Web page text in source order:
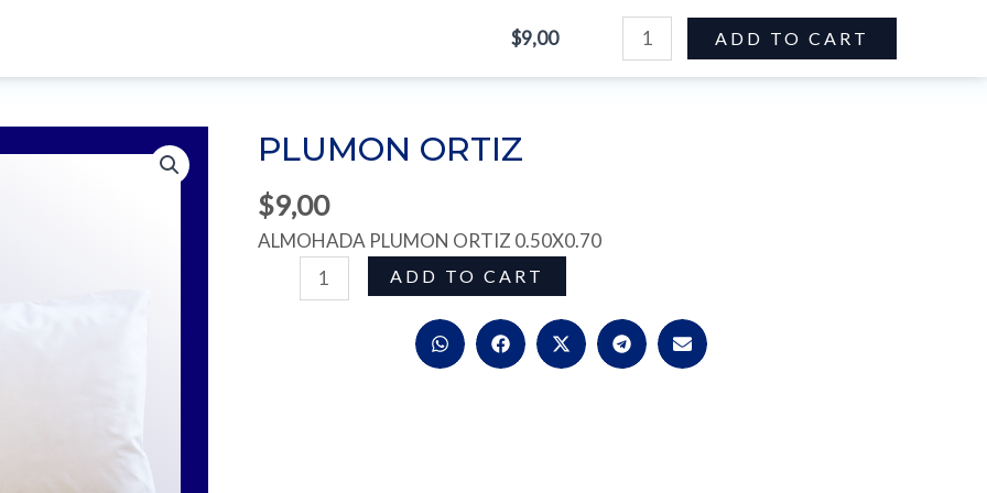
LÍNEA HOTELERA SOBRE NOSOTROS
PLUMON ORTIZ
$9,00
ALMOHADA PLUMON ORTIZ 0.50X0.70
PLUMON
ORTIZ
ADD TO CART
$9,00
PLUMON
quantity
ADD TO CART